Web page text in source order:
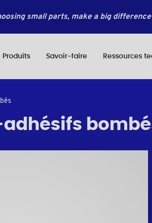
small parts, make a big difference
Produits Savoir-faire Ressources